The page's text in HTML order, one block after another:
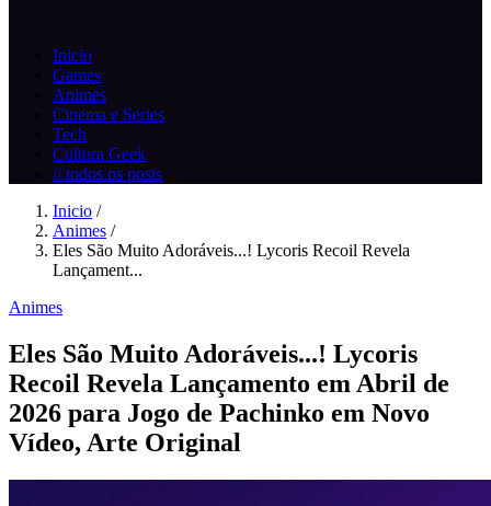
Inicio
Games
Animes
Cinema e Series
Tech
Cultura Geek
// todos os posts
Inicio /
Animes /
Eles São Muito Adoráveis...! Lycoris Recoil Revela
Lançament...
Animes
Eles São Muito Adoráveis...! Lycoris
Recoil Revela Lançamento em Abril de
2026 para Jogo de Pachinko em Novo
Vídeo, Arte Original